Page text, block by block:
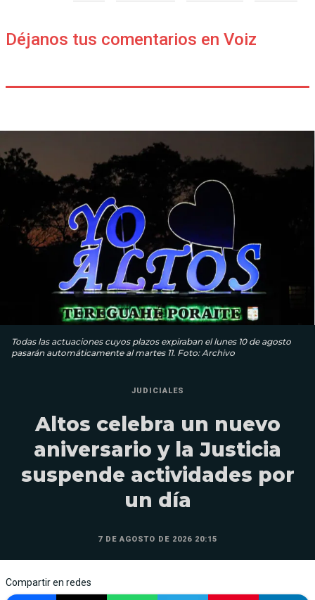
Déjanos tus comentarios en Voiz
Todas las actuaciones cuyos plazos expiraban el lunes 10 de agosto
pasarán automáticamente al martes 11. Foto: Archivo
JUDICIALES
Altos celebra un nuevo
aniversario y la Justicia
suspende actividades por
un día
7 DE AGOSTO DE 2026 20:15
Compartir en redes